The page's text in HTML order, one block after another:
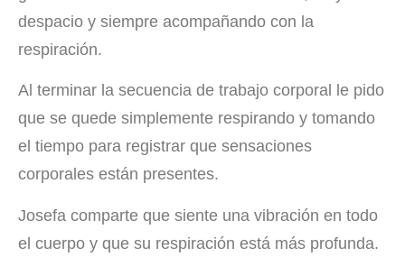
despacio y siempre acompañando con la
respiración.
Al terminar la secuencia de trabajo corporal le pido
que se quede simplemente respirando y tomando
el tiempo para registrar que sensaciones
corporales están presentes.
Josefa comparte que siente una vibración en todo
el cuerpo y que su respiración está más profunda.